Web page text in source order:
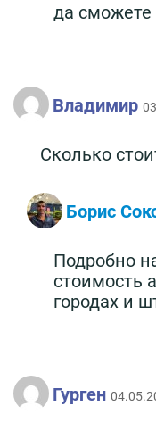
да сможете
Владимир
Cколько
Борис
Подробно
стоимость
городах и
Гурген